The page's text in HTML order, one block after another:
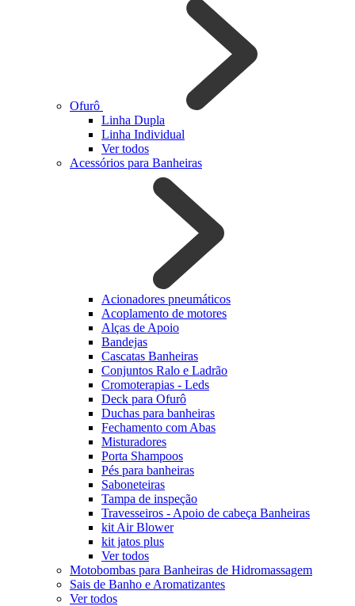
Ofurô
Linha Dupla
Linha Individual
Ver todos
Acessórios para Banheiras
Acionadores pneumáticos
Acoplamento de motores
Alças de Apoio
Bandejas
Cascatas Banheiras
Conjuntos Ralo e Ladrão
Cromoterapias - Leds
Deck para Ofurô
Duchas para banheiras
Fechamento com Abas
Misturadores
Porta Shampoos
Pés para banheiras
Saboneteiras
Tampa de inspeção
Travesseiros - Apoio de cabeça Banheiras
kit Air Blower
kit jatos plus
Ver todos
Motobombas para Banheiras de Hidromassagem
Sais de Banho e Aromatizantes
Ver todos